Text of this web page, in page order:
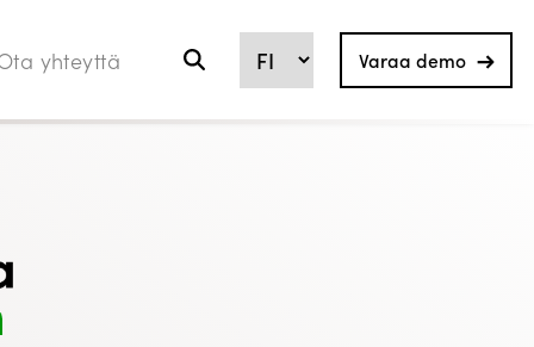
yhteyttä Varaa demo